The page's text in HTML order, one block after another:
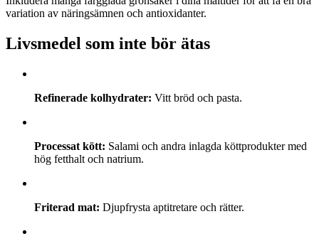
variation av näringsämnen och antioxidanter.
Livsmedel som inte bör ätas
Refinerade kolhydrater: Vitt bröd och pasta.
Processat kött: Salami och andra inlagda köttprodukter med
hög fetthalt och natrium.
Friterad mat: Djupfrysta aptitretare och rätter.